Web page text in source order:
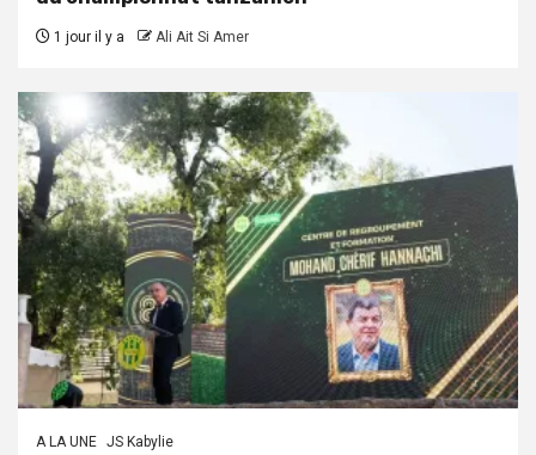
1 jour il y a Ali Ait Si Amer
A LA UNE JS Kabylie